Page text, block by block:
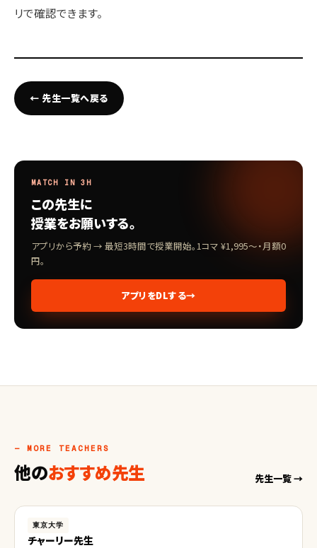
リで確認できます。
← 先生一覧へ戻る
MATCH IN 3H
この先生に
授業をお願いする。
アプリから予約 → 最短3時間で授業開始。1コマ ¥1,995〜・月額0
円。
アプリをDLする→
— MORE TEACHERS
他のおすすめ先生 先生一覧 →
東京大学
チャーリー先生